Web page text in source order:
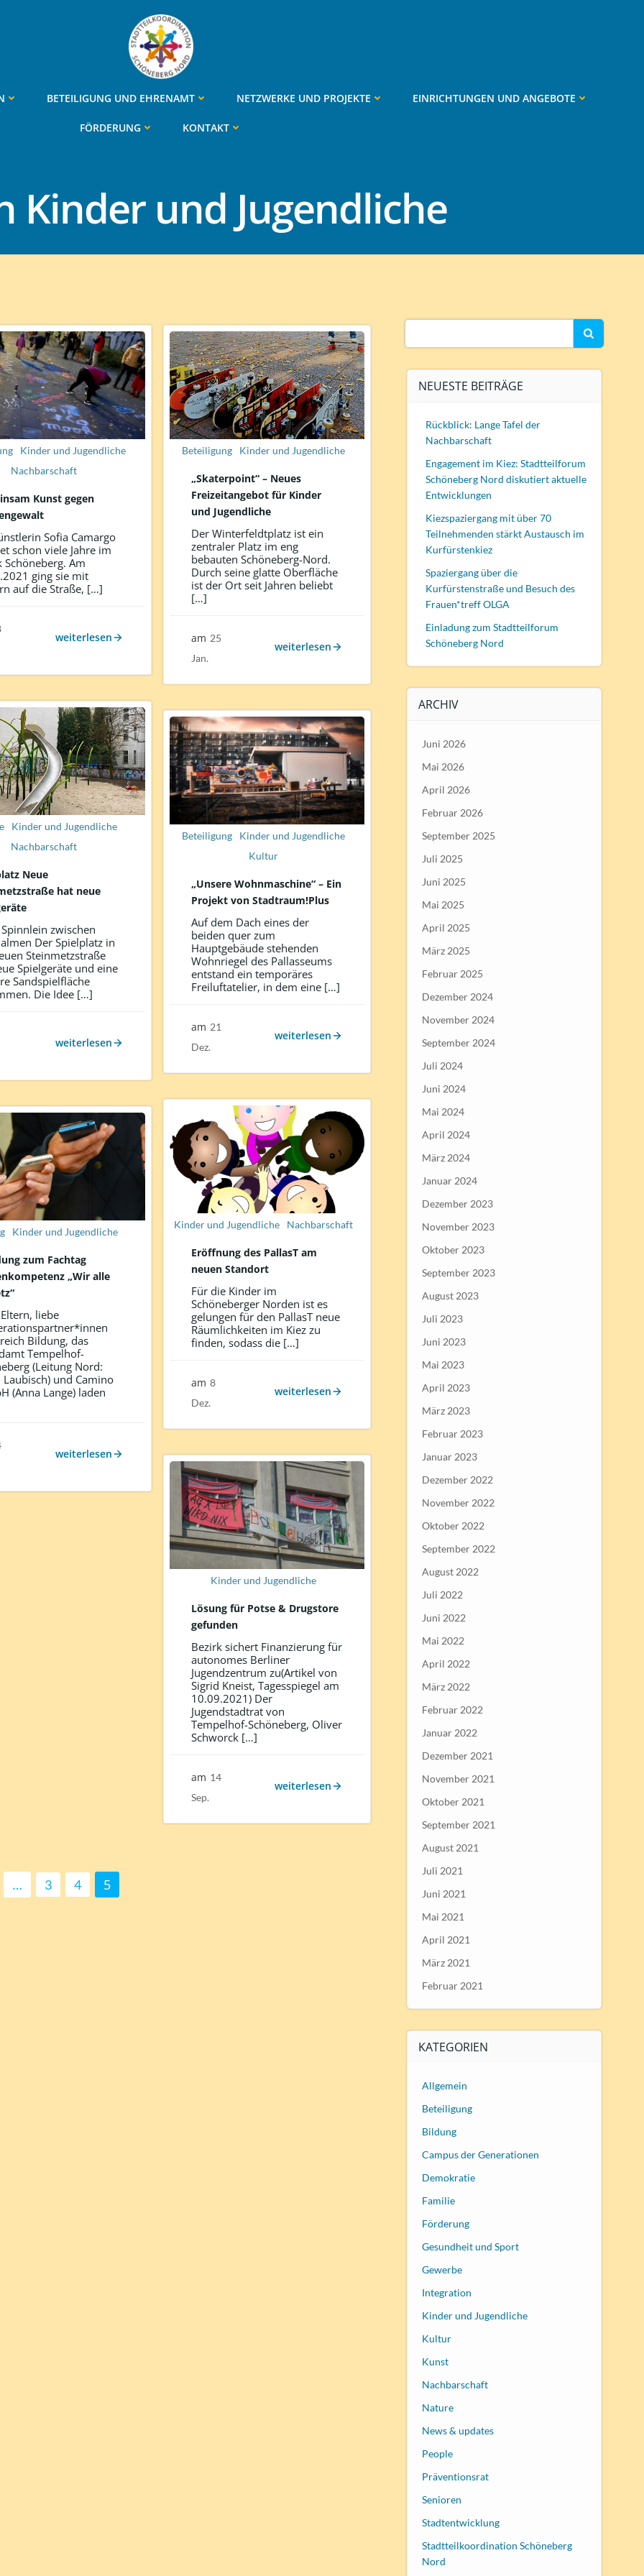
BETEILIGUNG UND EHRENAMT NETZWERKE UND PROJEKTE EINRICHTUNGEN UND ANGEBOTE
FÖRDERUNG KONTAKT
Kinder und Jugendliche
Kinder und Jugendliche
Nachbarschaft
Kunst gegen
Sofia Camargo
schon viele Jahre im
Schöneberg. Am
ging sie mit
auf die Straße, […]
weiterlesen
Beteiligung Kinder und Jugendliche
„Skaterpoint“ – Neues
Freizeitangebot für Kinder
und Jugendliche
Der Winterfeldtplatz ist ein
zentraler Platz im eng
bebauten Schöneberg-Nord.
Durch seine glatte Oberfläche
ist der Ort seit Jahren beliebt
[…]
am 25
Jan.
weiterlesen
Kinder und Jugendliche
Nachbarschaft
Neue
hat neue
Spinnlein zwischen
Der Spielplatz in
Steinmetzstraße
Spielgeräte und eine
Sandspielfläche
Die Idee […]
weiterlesen
Beteiligung
Kinder und Jugendliche
Kultur
„Unsere Wohnmaschine“ – Ein
Projekt von Stadtraum!Plus
Auf dem Dach eines der
beiden quer zum
Hauptgebäude stehenden
Wohnriegel des Pallasseums
entstand ein temporäres
Freiluftatelier, in dem eine […]
am 21
Dez.
weiterlesen
Kinder und Jugendliche Nachbarschaft
Eröffnung des PallasT am
neuen Standort
Für die Kinder im
Schöneberger Norden ist es
gelungen für den PallasT neue
Räumlichkeiten im Kiez zu
finden, sodass die […]
am 8
Dez.
weiterlesen
Kinder und Jugendliche
zum Fachtag
„Wir alle
liebe
Bildung, das
Tempelhof-
(Leitung Nord:
Laubisch) und Camino
(Anna Lange) laden
weiterlesen
Kinder und Jugendliche
Lösung für Potse & Drugstore
gefunden
Bezirk sichert Finanzierung für
autonomes Berliner
Jugendzentrum zu(Artikel von
Sigrid Kneist, Tagesspiegel am
10.09.2021) Der
Jugendstadtrat von
Tempelhof-Schöneberg, Oliver
Schworck […]
am 14
Sep.
weiterlesen
… Page
3 Page
4 Page
5
for:
NEUESTE BEITRÄGE
Rückblick: Lange Tafel der
Nachbarschaft
Engagement im Kiez: Stadtteilforum
Schöneberg Nord diskutiert aktuelle
Entwicklungen
Kiezspaziergang mit über 70
Teilnehmenden stärkt Austausch im
Kurfürstenkiez
Spaziergang über die
Kurfürstenstraße und Besuch des
Frauen*treff OLGA
Einladung zum Stadtteilforum
Schöneberg Nord
ARCHIV
Juni 2026
Mai 2026
April 2026
Februar 2026
September 2025
Juli 2025
Juni 2025
Mai 2025
April 2025
März 2025
Februar 2025
Dezember 2024
November 2024
September 2024
Juli 2024
Juni 2024
Mai 2024
April 2024
März 2024
Januar 2024
Dezember 2023
November 2023
Oktober 2023
September 2023
August 2023
Juli 2023
Juni 2023
Mai 2023
April 2023
März 2023
Februar 2023
Januar 2023
Dezember 2022
November 2022
Oktober 2022
September 2022
August 2022
Juli 2022
Juni 2022
Mai 2022
April 2022
März 2022
Februar 2022
Januar 2022
Dezember 2021
November 2021
Oktober 2021
September 2021
August 2021
Juli 2021
Juni 2021
Mai 2021
April 2021
März 2021
Februar 2021
KATEGORIEN
Allgemein
Beteiligung
Bildung
Campus der Generationen
Demokratie
Familie
Förderung
Gesundheit und Sport
Gewerbe
Integration
Kinder und Jugendliche
Kultur
Kunst
Nachbarschaft
Nature
News & updates
People
Präventionsrat
Senioren
Stadtentwicklung
Stadtteilkoordination Schöneberg
Nord